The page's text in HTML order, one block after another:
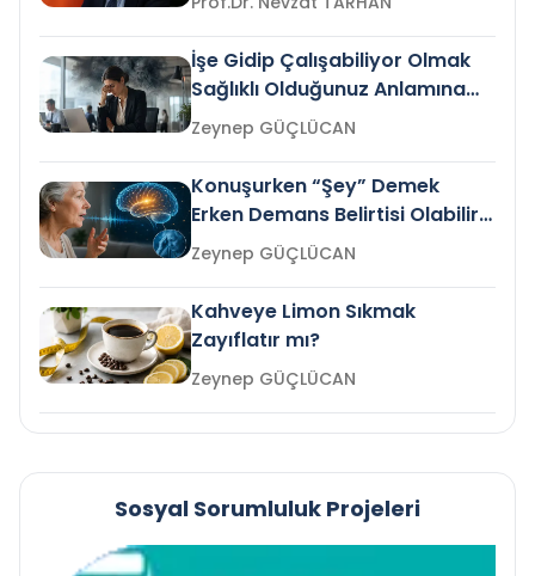
İşe Gidip Çalışabiliyor Olmak
Sağlıklı Olduğunuz Anlamına
Gelir mi?Zeynep GÜÇLÜCAN
Konuşurken “Şey” Demek
Erken Demans Belirtisi Olabilir
mi?
Zeynep GÜÇLÜCAN
Kahveye Limon Sıkmak
Zayıflatır mı?
Zeynep GÜÇLÜCAN
Sosyal Sorumluluk Projeleri